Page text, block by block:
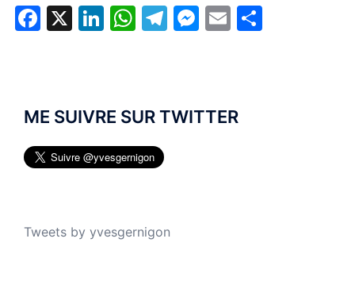
Facebook
X LinkedIn
WhatsApp
Telegram
Messenger
Email
ME SUIVRE SUR TWITTER
Tweets by yvesgernigon